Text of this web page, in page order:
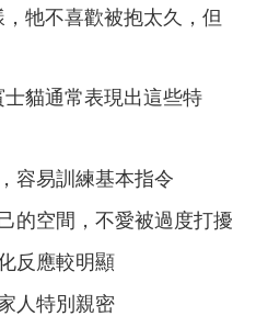
牠不喜歡被抱太久，但
貓通常表現出這些特
容易訓練基本指令
的空間，不愛被過度打擾
反應較明顯
人特別親密